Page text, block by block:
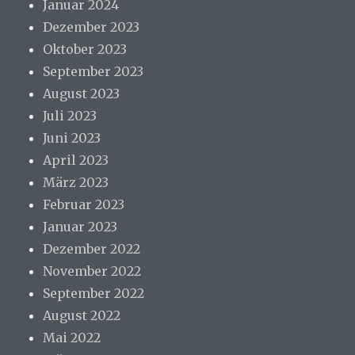
Januar 2024
Dezember 2023
Oktober 2023
September 2023
August 2023
Juli 2023
Juni 2023
April 2023
März 2023
Februar 2023
Januar 2023
Dezember 2022
November 2022
September 2022
August 2022
Mai 2022